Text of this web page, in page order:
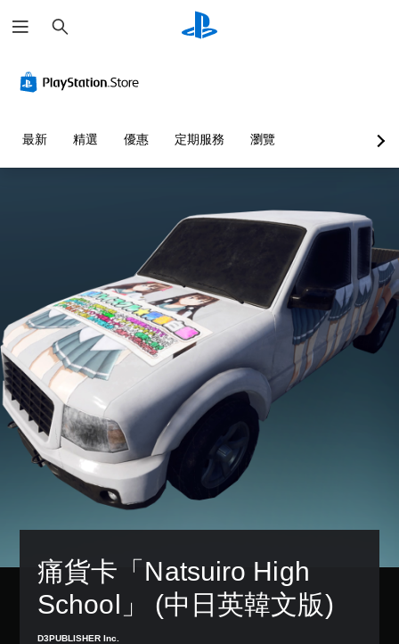
尋
最新 精選 優惠 定期服務 瀏覽
痛貨卡「Natsuiro High
School」 (中日英韓文版)
D3PUBLISHER Inc.